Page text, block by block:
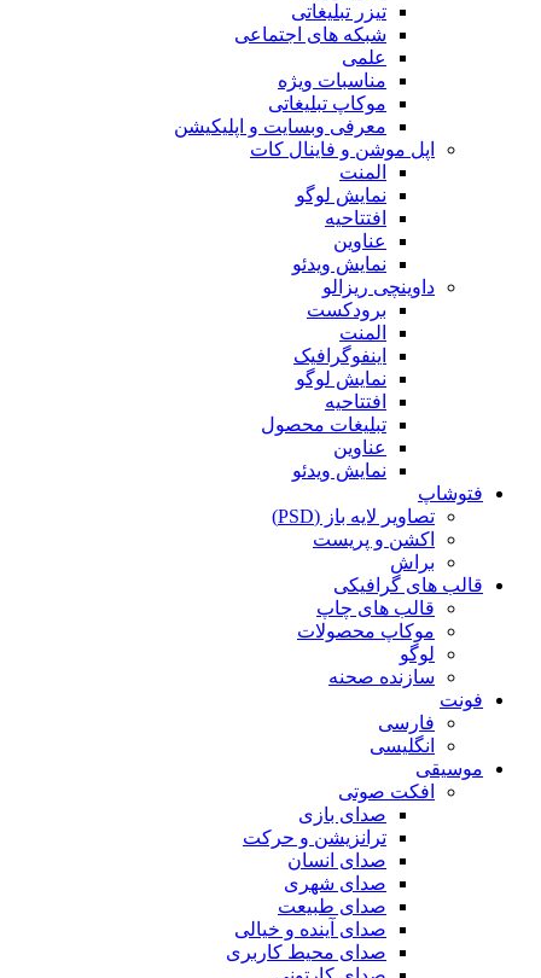
تیزر تبلیغاتی
شبکه های اجتماعی
علمی
مناسبات ویژه
موکاپ تبلیغاتی
معرفی وبسایت و اپلیکیشن
اپل موشن و فاینال کات
المنت
نمایش لوگو
افتتاحیه
عناوین
نمایش ویدئو
داوینچی ریزالو
برودکست
المنت
اینفوگرافیک
نمایش لوگو
افتتاحیه
تبلیغات محصول
عناوین
نمایش ویدئو
فتوشاپ
تصاویر لایه باز (PSD)
اکشن و پریست
براش
قالب های گرافیکی
قالب های چاپ
موکاپ محصولات
لوگو
سازنده صحنه
فونت
فارسی
انگلیسی
موسیقی
افکت صوتی
صدای بازی
ترانزیشن و حرکت
صدای انسان
صدای شهری
صدای طبیعت
صدای آینده و خیالی
صدای محیط کاربری